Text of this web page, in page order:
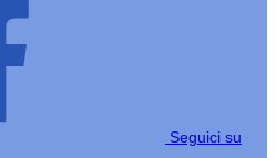
Seguici su